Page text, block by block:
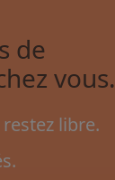
de
vous.
libre.